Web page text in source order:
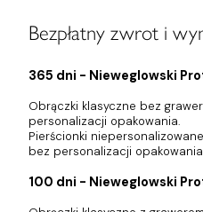
Bezpłatny zwrot i
365 dni - Nieweglowski
Obrączki klasyczne bez
personalizacji opakowania.
Pierścionki
bez personalizacji
100 dni - Nieweglowski